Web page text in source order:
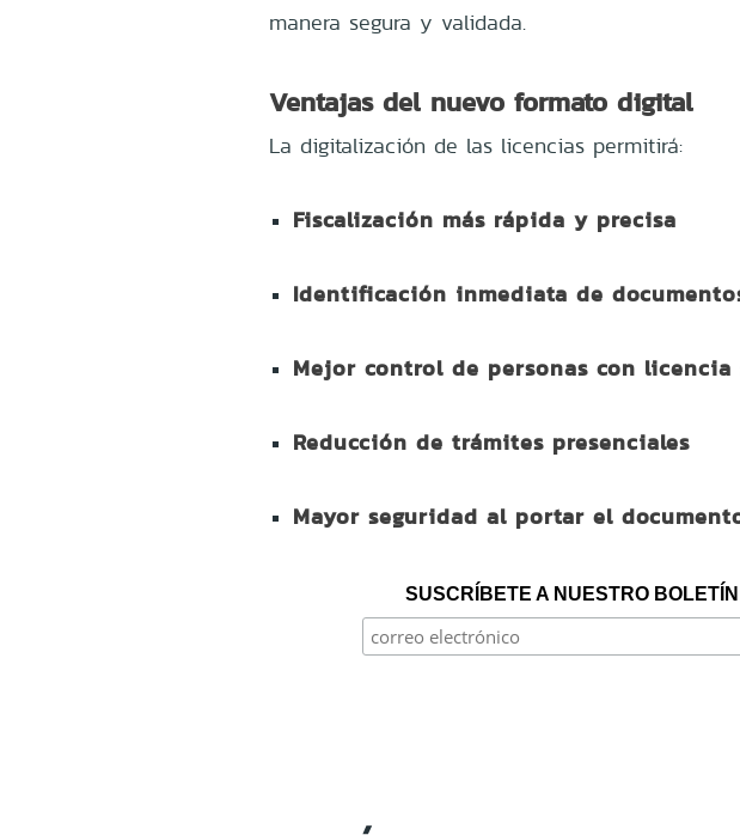
manera segura y validada.
Ventajas del nuevo formato digital
La digitalización de las licencias permitirá:
Fiscalización más rápida y precisa
Identificación inmediata de
Mejor control de personas con licencia
Reducción de trámites presenciales
Mayor seguridad al portar el
SUSCRÍBETE A NUESTRO